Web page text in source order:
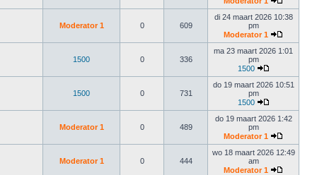
Moderator 1 0 609
di 24 maart 2026 10:38
pm
Moderator 1
1500 0 336
ma 23 maart 2026 1:01
pm
1500
1500 0 731
do 19 maart 2026 10:51
pm
1500
Moderator 1 0 489
do 19 maart 2026 1:42
pm
Moderator 1
Moderator 1 0 444
wo 18 maart 2026 12:49
am
Moderator 1